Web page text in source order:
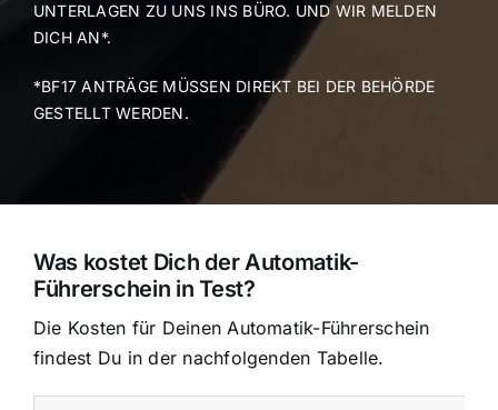
UNTERLAGEN ZU UNS INS BÜRO. UND WIR MELDEN
DICH AN*.
*BF17 ANTRÄGE MÜSSEN DIREKT BEI DER BEHÖRDE
GESTELLT WERDEN.
Was kostet Dich der Automatik-
Führerschein in Test?
Die Kosten für Deinen Automatik-Führerschein
findest Du in der nachfolgenden Tabelle.